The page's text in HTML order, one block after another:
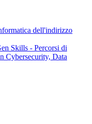
dell'indirizzo
Skills - Percorsi di
Cybersecurity, Data